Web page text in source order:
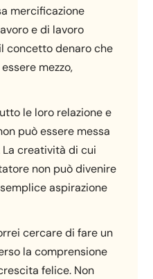
mercificazione
e di lavoro
concetto denaro che
mezzo,
le loro relazione e
può essere messa
La creatività di cui
non può divenire
aspirazione
cercare di fare un
la comprensione
felice. Non